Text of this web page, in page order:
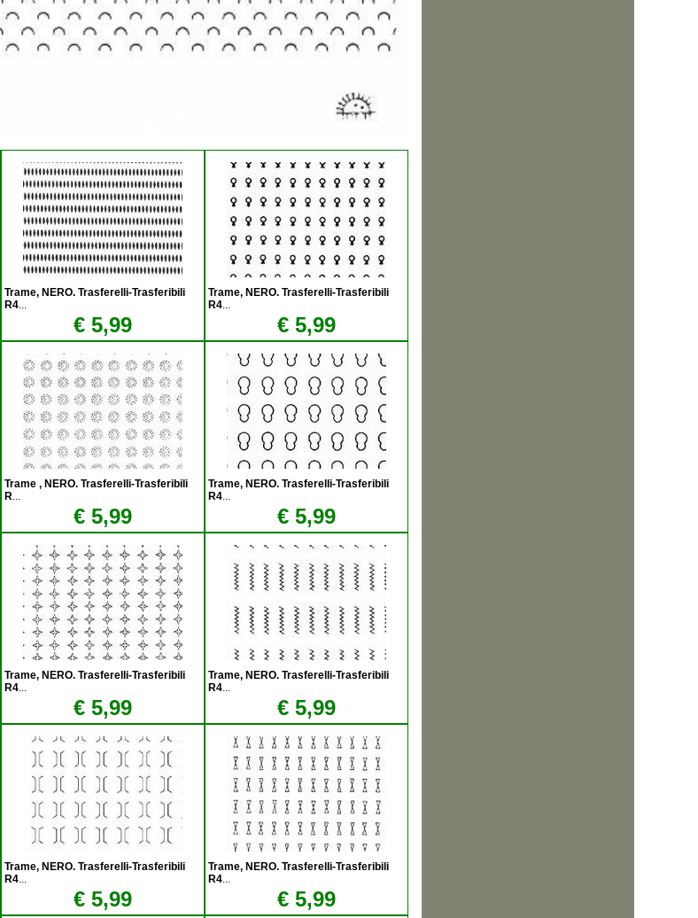
Trame, NERO. Trasferelli-Trasferibili
R4...
€ 5,99
Trame, NERO. Trasferelli-Trasferibili
R4...
€ 5,99
Trame , NERO. Trasferelli-Trasferibili
R...
€ 5,99
Trame, NERO. Trasferelli-Trasferibili
R4...
€ 5,99
Trame, NERO. Trasferelli-Trasferibili
R4...
€ 5,99
Trame, NERO. Trasferelli-Trasferibili
R4...
€ 5,99
Trame, NERO. Trasferelli-Trasferibili
R4...
€ 5,99
Trame, NERO. Trasferelli-Trasferibili
R4...
€ 5,99